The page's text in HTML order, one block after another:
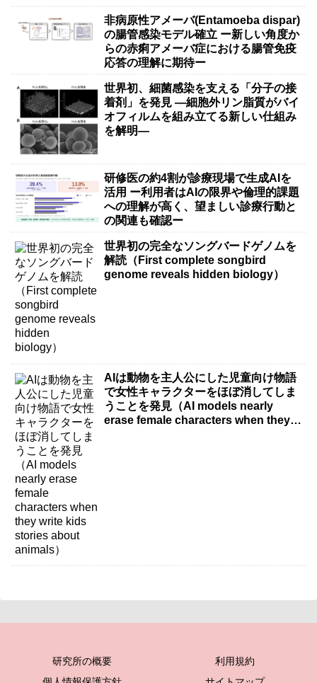
非病原性アメーバ(Entamoeba dispar)
の腸管感染モデル確立 ー新しい角度か
らの赤痢アメーバ症における腸管免疫
応答の理解に期待ー
世界初、細菌感染を支える「分子の接
着剤」を発見 ―細胞外リン脂質がバイ
オフィルムを組み立てる新しい仕組み
を解明―
研修医の約4割が診療現場で生成AIを
活用 ー利用者はAIの限界や倫理的課題
への理解が高く、望ましい診療行動と
の関連も確認ー
世界初の完全なソングバードゲノムを
解読（First complete songbird
genome reveals hidden biology）
AIは動物を主人公にした児童向け物語
で女性キャラクターをほぼ消してしま
うことを発見（AI models nearly
erase female characters when they
研究所の概要
利用規約